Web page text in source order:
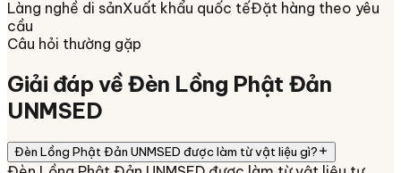
Làng nghề di sảnXuất khẩu quốc tếĐặt hàng theo yêu
cầu
Câu hỏi thường gặp
Giải đáp vềĐèn Lồng Phật Đản
UNMSED
Đèn Lồng Phật Đản UNMSED được làm từ vật liệu gì?